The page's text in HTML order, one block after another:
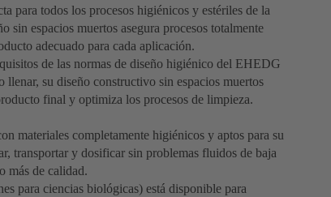
para todos los procesos higiénicos y estériles de la
sin espacios muertos asegura procesos totalmente
adecuado para cada aplicación.
de las normas de diseño higiénico del EHEDG
su diseño constructivo sin espacios muertos
final y optimiza los procesos de limpieza.
materiales completamente higiénicos y aptos para su
transportar y dosificar sin problemas fluidos de baja
más de calidad.
para ciencias biológicas) está disponible para